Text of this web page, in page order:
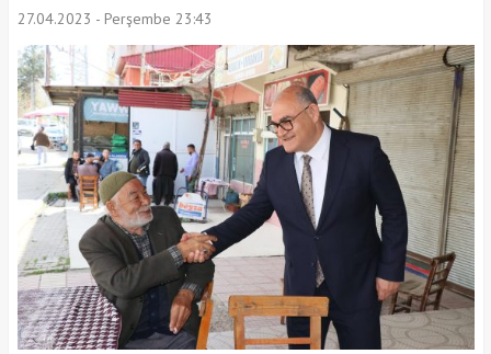
27.04.2023 - Perşembe 23:43